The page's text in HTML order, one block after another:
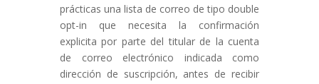
prácticas una lista de correo de tipo double
opt-in que necesita la confirmación
explicita por parte del titular de la cuenta
de correo electrónico indicada como
dirección de suscripción, antes de recibir